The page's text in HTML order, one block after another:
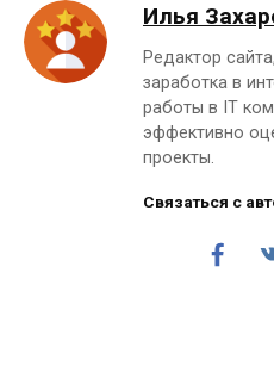
Илья
Редактор
заработка в
работы в IT
эффективно
проекты.
Связаться с